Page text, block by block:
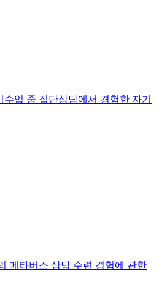
업 중 집단상담에서 경험한 자기
메타버스 상담 수련 경험에 관한